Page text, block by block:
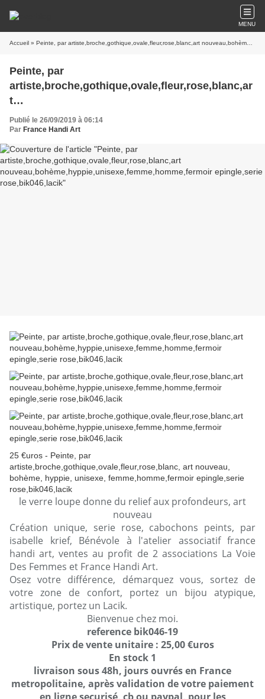
MENU
Accueil » Peinte, par artiste,broche,gothique,ovale,fleur,rose,blanc,art nouveau,bohème,hyppie,unisexe,femme,homme,fermoir epingle,serie rose,bik046,lacik
Peinte, par
artiste,broche,gothique,ovale,fleur,rose,blanc,ar
t
nouveau,bohème,hyppie,unisexe,femme,homme
,fermoir epingle,serie rose,bik046,lacik
Publié le 26/09/2019 à 06:14
Par France Handi Art
25 €uros - Peinte, par
artiste,broche,gothique,ovale,fleur,rose,blanc, art nouveau,
bohème, hyppie, unisexe, femme,homme,fermoir epingle,serie
rose,bik046,lacik
le verre loupe donne du relief aux profondeurs, art
nouveau
Création unique, serie rose, cabochons peints, par
isabelle krief, Bénévole à l'atelier associatif france
handi art, ventes au profit de 2 associations La Voie
Des Femmes et France Handi Art.
Osez votre différence, démarquez vous, sortez de
votre zone de confort, portez un bijou atypique,
artistique, portez un Lacik.
Bienvenue chez moi.
reference bik046-19
Prix de vente unitaire : 25,00 €uros
En stock 1
livraison sous 48h, jours ouvrés en France
metropolitaine, après validation de votre paiement